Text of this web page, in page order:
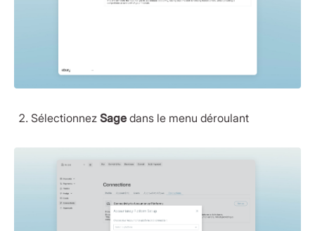
Sélectionnez Sage dans le menu déroulant